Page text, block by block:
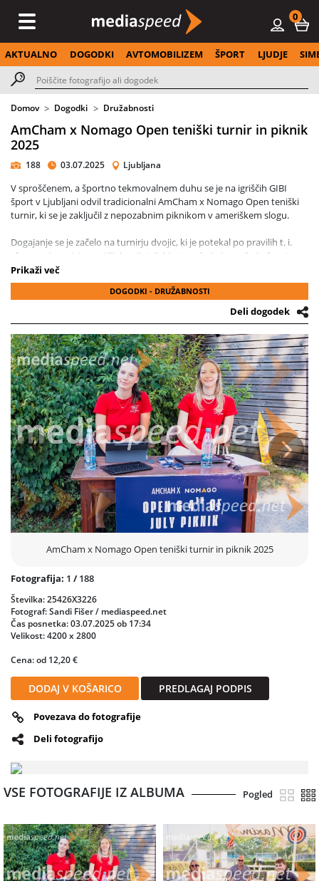
0
AKTUALNO DOGODKI AVTOMOBILIZEM ŠPORT LJUDJE
Domov Dogodki Družabnosti
AmCham x Nomago Open teniški turnir in piknik
2025
188 03.07.2025 Ljubljana
V sproščenem, a športno tekmovalnem duhu se je na igriščih GIBI
šport v Ljubljani odvil tradicionalni AmCham x Nomago Open teniški
turnir, ki se je zaključil z nepozabnim piknikom v ameriškem slogu.
Dogajanje se je začelo na turnirju dvojic, ki je potekal po pravilih t. i.
»šampanjec« sistema. Kljub prijateljski atmosferi ni manjkalo športne
vneme – še posebej zato, ker je zmagovalna dvojica prejela
ekskluzivno nagrado: letalski karti in vstopnici za ogled enodnevnega
grand slam turnirja US Open 2025 v New Yorku.
Po napetem tekmovanju so se vsi zbrani preselili na piknik, kjer so ob
ameriških dobrotah, sproščeni glasbi in prijetni družbi obeležili
ameriški dan neodvisnosti. Dogodek je ponudil edinstveno priložnost
za neformalno mreženje, povezovanje in praznovanje v pravi AmCham
maniri.
Oba dela dogodka – športni in družabni – sta bila izjemno dobro
obiskana, nasmejani obrazi in športni duh pa dokazujejo, da je
AmCham x Nomago Open postal ena izmed najbolj priljubljenih
poletnih tradicij poslovne skupnosti v Sloveniji.
Prikaži več
DOGODKI - DRUŽABNOSTI
Deli dogodek
AmCham x Nomago Open teniški turnir in piknik 2025
Prejšnja
Fotografija: 1 /188
Številka: 25426X3226
Fotograf: Sandi Fišer / mediaspeed.net
Čas posnetka: 03.07.2025 ob 17:34
Velikost: 4200 x 2800
Cena: od 12,20 €
DODAJ V KOŠARICO PREDLAGAJ PODPIS
Povezava do fotografije
Deli fotografijo
VSE FOTOGRAFIJE IZ ALBUMA Pogled